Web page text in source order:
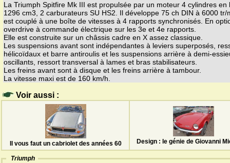
La Triumph Spitfire Mk III est propulsée par un moteur 4 cylindres en
1296 cm3, 2 carburateurs SU HS2. Il développe 75 ch DIN à 6000 tr/
est couplé à une boîte de vitesses à 4 rapports synchronisés. En
overdrive à commande électrique sur les 3e et 4e rapports.
Elle est construite sur un châssis cadre en X assez classique.
Les suspensions avant sont indépendantes à leviers superposés,
hélicoïdaux et barre antiroulis et les suspensions arrière à demi-
oscillants, ressort transversal à lames et bras stabilisateurs.
Les freins avant sont à disque et les freins arrière à tambour.
La vitesse maxi est de 160 km/h.
Voir aussi :
Il vous faut un cabriolet des années 60 Design : le génie de Giovanni
Triumph